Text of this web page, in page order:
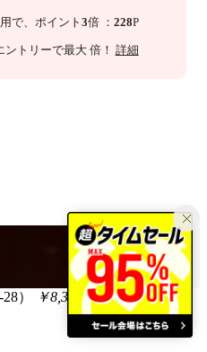
で、 ポイント 3倍 ： 228P
ントリーで最大 倍！ 詳細
） ￥8,360 税込